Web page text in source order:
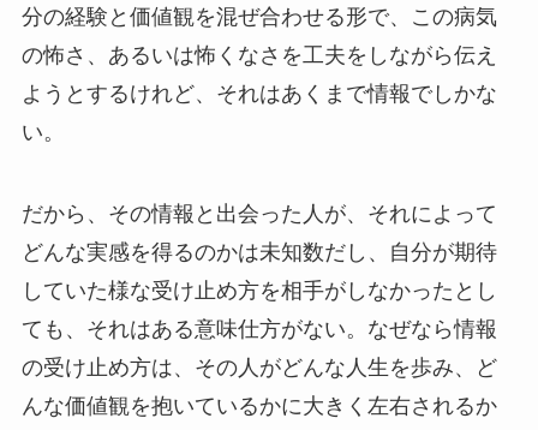
分の経験と価値観を混ぜ合わせる形で、この病気
の怖さ、あるいは怖くなさを工夫をしながら伝え
ようとするけれど、それはあくまで情報でしかな
い。
だから、その情報と出会った人が、それによって
どんな実感を得るのかは未知数だし、自分が期待
していた様な受け止め方を相手がしなかったとし
ても、それはある意味仕方がない。なぜなら情報
の受け止め方は、その人がどんな人生を歩み、ど
んな価値観を抱いているかに大きく左右されるか